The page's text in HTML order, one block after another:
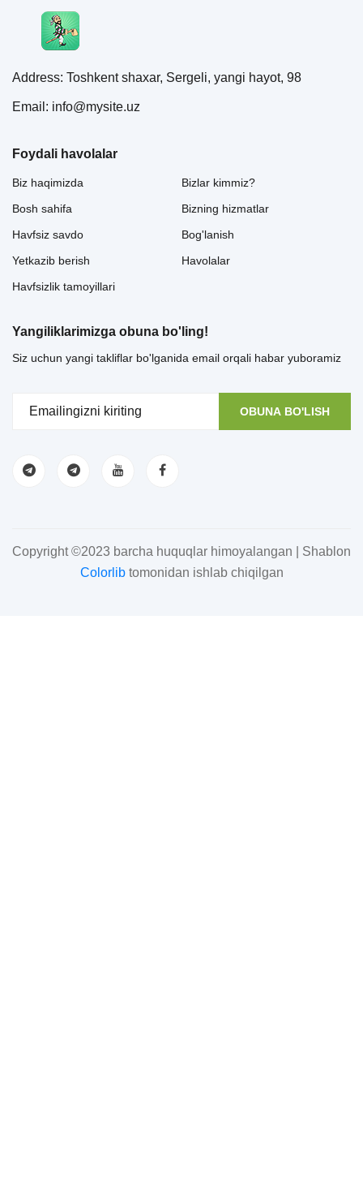
Address: Toshkent shaxar, Sergeli, yangi hayot, 98
Email: info@mysite.uz
Foydali havolalar
Biz haqimizda
Bosh sahifa
Havfsiz savdo
Yetkazib berish
Havfsizlik tamoyillari
Bizlar kimmiz?
Bizning hizmatlar
Bog'lanish
Havolalar
Yangiliklarimizga obuna bo'ling!
Siz uchun yangi takliflar bo'lganida email orqali habar yuboramiz
OBUNA BO'LISH
Copyright ©2023 barcha huquqlar himoyalangan | Shablon
Colorlibtomonidan ishlab chiqilgan